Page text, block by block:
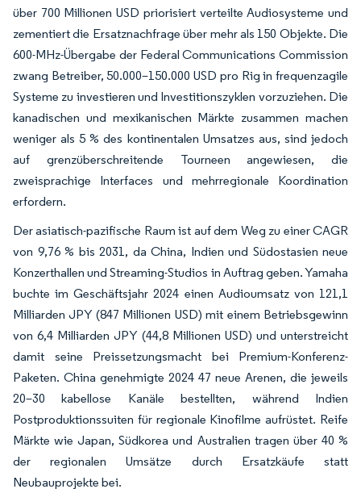
über 700 Millionen USD priorisiert verteilte Audiosysteme und
zementiert die Ersatznachfrage über mehr als 150 Objekte. Die
600-MHz-Übergabe der Federal Communications Commission
zwang Betreiber, 50.000–150.000 USD pro Rig in frequenzagile
Systeme zu investieren und Investitionszyklen vorzuziehen. Die
kanadischen und mexikanischen Märkte zusammen machen
weniger als 5 % des kontinentalen Umsatzes aus, sind jedoch
auf grenzüberschreitende Tourneen angewiesen, die
zweisprachige Interfaces und mehrregionale Koordination
erfordern.
Der asiatisch-pazifische Raum ist auf dem Weg zu einer CAGR
von 9,76 % bis 2031, da China, Indien und Südostasien neue
Konzerthallen und Streaming-Studios in Auftrag geben. Yamaha
buchte im Geschäftsjahr 2024 einen Audioumsatz von 121,1
Milliarden JPY (847 Millionen USD) mit einem Betriebsgewinn
von 6,4 Milliarden JPY (44,8 Millionen USD) und unterstreicht
damit seine Preissetzungsmacht bei Premium-Konferenz-
Paketen. China genehmigte 2024 47 neue Arenen, die jeweils
20–30 kabellose Kanäle bestellten, während Indien
Postproduktionssuiten für regionale Kinofilme aufrüstet. Reife
Märkte wie Japan, Südkorea und Australien tragen über 40 %
der regionalen Umsätze durch Ersatzkäufe statt
Neubauprojekte bei.